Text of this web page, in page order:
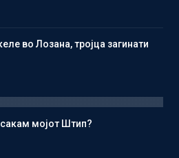
во Лозана, тројца загинати
мојот Штип?